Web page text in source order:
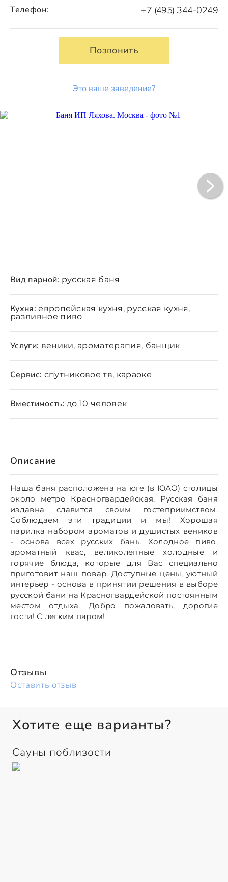
Телефон: +7 (495) 344-0249
Позвонить
Это ваше заведение?
Описание
Наша баня расположена на юге (в ЮАО) столицы
около метро Красногвардейская. Русская баня
издавна славится своим гостеприимством.
Соблюдаем эти традиции и мы! Хорошая
парилка набором ароматов и душистых веников
- основа всех русских бань. Холодное пиво,
ароматный квас, великолепные холодные и
горячие блюда, которые для Вас специально
приготовит наш повар. Доступные цены, уютный
интерьер - основа в принятии решения в выборе
русской бани на Красногвардейской постоянным
местом отдыха. Добро пожаловать, дорогие
гости! С легким паром!
Вид парной: русская баня
Кухня: европейская кухня, русская кухня,
разливное пиво
Услуги: веники, ароматерапия, банщик
Сервис: спутниковое тв, караоке
Вместимость: до 10 человек
Отзывы
Оставить отзыв
Хотите еще варианты?
Сауны поблизости